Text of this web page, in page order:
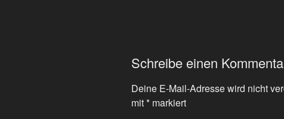
Schreibe einen
Deine E-Mail-Adresse wird nicht
mit* markiert